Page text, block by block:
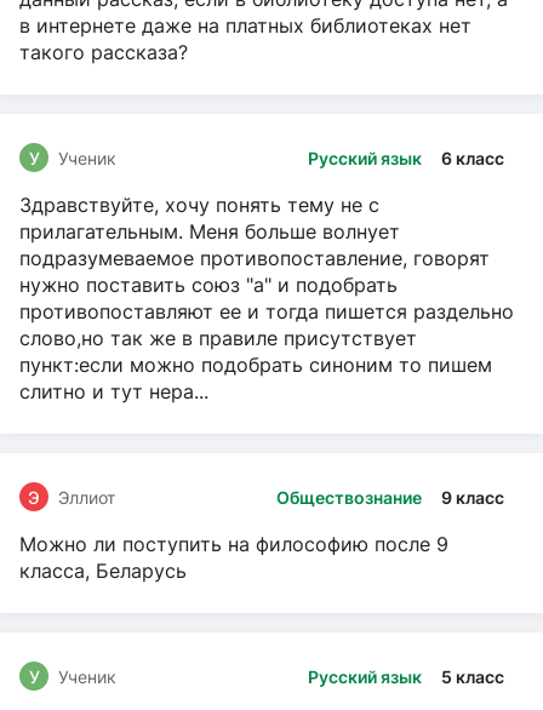
в интернете даже на платных библиотеках нет
такого рассказа?
Русский язык 6 класс
У Ученик
Здравствуйте, хочу понять тему не с
прилагательным. Меня больше волнует
подразумеваемое противопоставление, говорят
нужно поставить союз "а" и подобрать
противопоставляют ее и тогда пишется раздельно
слово,но так же в правиле присутствует
пункт:если можно подобрать синоним то пишем
слитно и тут нера...
Обществознание 9 класс
Э Эллиот
Можно ли поступить на философию после 9
класса, Беларусь
Русский язык 5 класс
У Ученик